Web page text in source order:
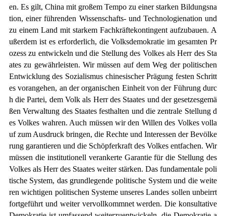
en. Es gilt, China mit großem Tempo zu einer starken Bildungsna
tion, einer führenden Wissenschafts- und Technologienation und
zu einem Land mit starkem Fachkräftekontingent aufzubauen. A
ußerdem ist es erforderlich, die Volksdemokratie im gesamten Pr
ozess zu entwickeln und die Stellung des Volkes als Herr des Sta
ates zu gewährleisten. Wir müssen auf dem Weg der politischen
Entwicklung des Sozialismus chinesischer Prägung festen Schritt
es vorangehen, an der organischen Einheit von der Führung durc
h die Partei, dem Volk als Herr des Staates und der gesetzesgemä
ßen Verwaltung des Staates festhalten und die zentrale Stellung d
es Volkes wahren. Auch müssen wir den Willen des Volkes volla
uf zum Ausdruck bringen, die Rechte und Interessen der Bevölke
rung garantieren und die Schöpferkraft des Volkes entfachen. Wir
müssen die institutionell verankerte Garantie für die Stellung des
Volkes als Herr des Staates weiter stärken. Das fundamentale poli
tische System, das grundlegende politische System und die weite
ren wichtigen politischen Systeme unseres Landes sollen unbeirrt
fortgeführt und weiter vervollkommnet werden. Die konsultative